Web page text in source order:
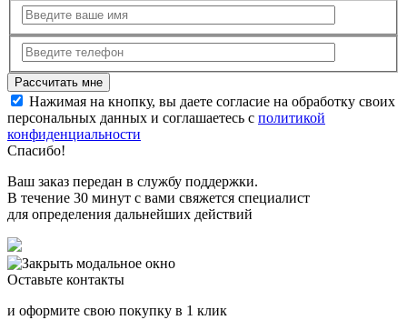
Нажимая на кнопку, вы даете согласие на обработку своих
персональных данных и соглашаетесь с политикой
конфиденциальности
Спасибо!
Ваш заказ передан в службу поддержки.
В течение 30 минут с вами свяжется специалист
для определения дальнейших действий
Оставьте контакты
и оформите свою покупку в 1 клик